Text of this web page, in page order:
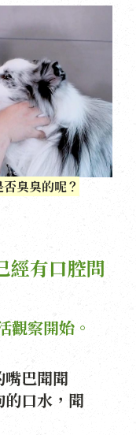
臭臭的呢？
經有口腔問
觀察開始。
巴聞聞
口水，聞